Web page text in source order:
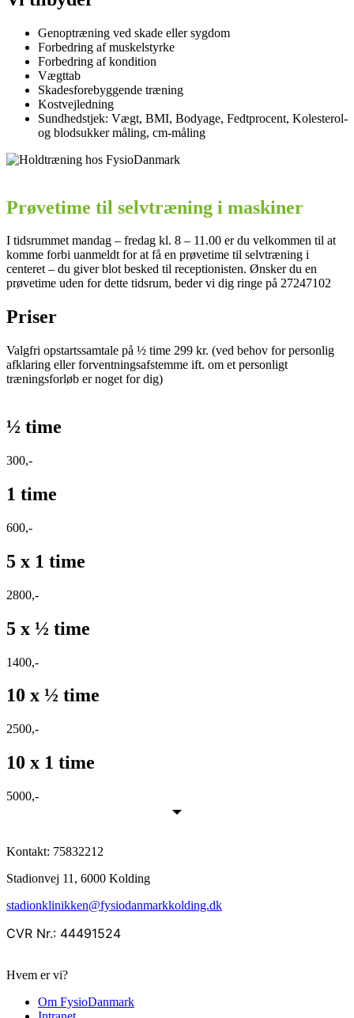
Genoptræning ved skade eller sygdom
Forbedring af muskelstyrke
Forbedring af kondition
Vægttab
Skadesforebyggende træning
Kostvejledning
Sundhedstjek: Vægt, BMI, Bodyage, Fedtprocent, Kolesterol-
og blodsukker måling, cm-måling
Prøvetime til selvtræning i maskiner
I tidsrummet mandag – fredag kl. 8 – 11.00 er du velkommen til at
komme forbi uanmeldt for at få en prøvetime til selvtræning i
centeret – du giver blot besked til receptionisten. Ønsker du en
prøvetime uden for dette tidsrum, beder vi dig ringe på 27247102
Priser
Valgfri opstartssamtale på ½ time 299 kr. (ved behov for personlig
afklaring eller forventningsafstemme ift. om et personligt
træningsforløb er noget for dig)
½ time
300,-
1 time
600,-
5 x 1 time
2800,-
5 x ½ time
1400,-
10 x ½ time
2500,-
10 x 1 time
5000,-
Kontakt: 75832212
Stadionvej 11, 6000 Kolding
stadionklinikken@fysiodanmarkkolding.dk
CVR Nr.: 44491524
Hvem er vi?
Om FysioDanmark